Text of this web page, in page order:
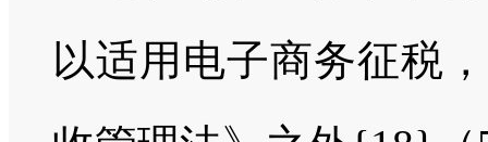
以适用电子商务征税